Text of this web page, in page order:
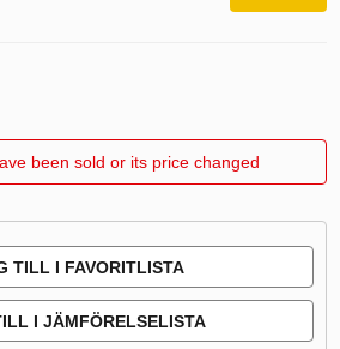
been sold or its price changed
TILL I FAVORITLISTA
I JÄMFÖRELSELISTA